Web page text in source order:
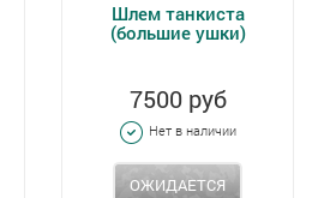
Шлем танкиста
(большие ушки)
7500 руб
Нет в наличии
ОЖИДАЕТСЯ